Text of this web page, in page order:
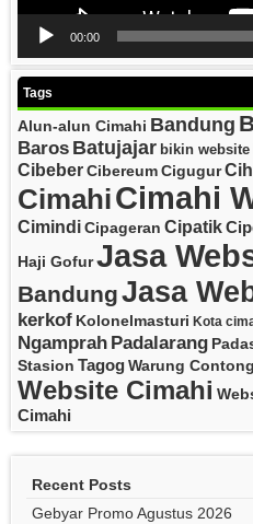
00:00
Tags
Alun-alun Cimahi Bandung
Baros Batujajar bikin website
CibeberCibereumCigugur
CimahiCimahi
CimindiCipageran Cipatik
Haji Gofur Jasa
BandungJasa
kerkof Kolonelmasturi Kota
Ngamprah Padalarang
Stasion TagogWarung Contong
Website Cimahi
Cimahi
Recent Posts
Gebyar Promo Agustus 2026